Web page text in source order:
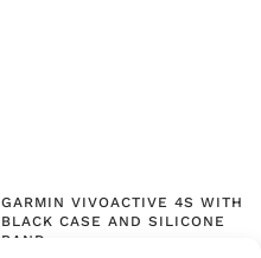
GARMIN VIVOACTIVE 4S WITH
BLACK CASE AND SILICONE
BAND